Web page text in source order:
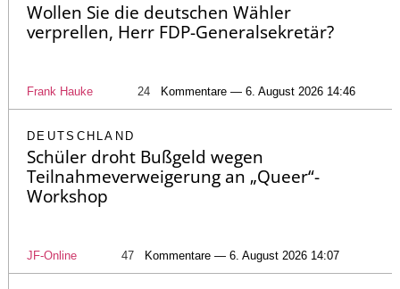
Wollen Sie die deutschen Wähler
verprellen, Herr FDP-Generalsekretär?
Frank Hauke 24 Kommentare — 6. August 2026 14:46
DEUTSCHLAND
Schüler droht Bußgeld wegen
Teilnahmeverweigerung an „Queer“-
Workshop
JF-Online 47 Kommentare — 6. August 2026 14:07